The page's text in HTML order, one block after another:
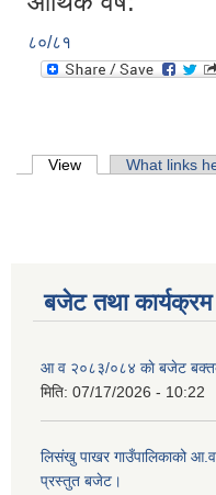
८०/८१
Primary tabs
View (active tab)What links
बजेट तथा कार्यक्रम
आ व २०८३/०८४ काे बजेट
मिति: 07/17/2026 - 10:22
लिसंखु पाखर गाउँपालिकाको
प्रस्तुत बजेट।